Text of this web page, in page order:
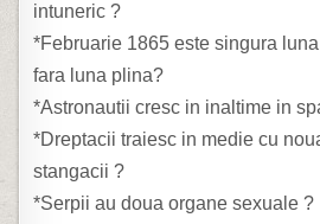
intuneric ?
*Februarie 1865 este singura
fara luna plina?
*Astronautii cresc in inaltime in
*Dreptacii traiesc in medie cu
stangacii ?
*Serpii au doua organe sexuale ?